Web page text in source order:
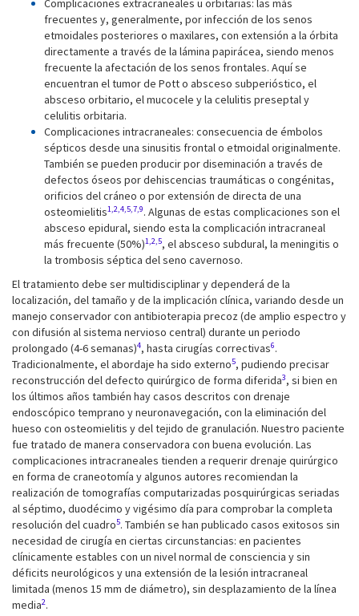
Complicaciones extracraneales u orbitarias: las más
frecuentes y, generalmente, por infección de los senos
etmoidales posteriores o maxilares, con extensión a la órbita
directamente a través de la lámina papirácea, siendo menos
frecuente la afectación de los senos frontales. Aquí se
encuentran el tumor de Pott o absceso subperióstico, el
absceso orbitario, el mucocele y la celulitis preseptal y
celulitis orbitaria.
Complicaciones intracraneales: consecuencia de émbolos
sépticos desde una sinusitis frontal o etmoidal originalmente.
También se pueden producir por diseminación a través de
defectos óseos por dehiscencias traumáticas o congénitas,
orificios del cráneo o por extensión de directa de una
osteomielitis1,2,4,5,7,9. Algunas de estas complicaciones son el
absceso epidural, siendo esta la complicación intracraneal
más frecuente (50%)1,2,5, el absceso subdural, la meningitis o
la trombosis séptica del seno cavernoso.
El tratamiento debe ser multidisciplinar y dependerá de la
localización, del tamaño y de la implicación clínica, variando desde un
manejo conservador con antibioterapia precoz (de amplio espectro y
con difusión al sistema nervioso central) durante un periodo
prolongado (4-6 semanas)4, hasta cirugías correctivas6.
Tradicionalmente, el abordaje ha sido externo5, pudiendo precisar
reconstrucción del defecto quirúrgico de forma diferida3, si bien en
los últimos años también hay casos descritos con drenaje
endoscópico temprano y neuronavegación, con la eliminación del
hueso con osteomielitis y del tejido de granulación. Nuestro paciente
fue tratado de manera conservadora con buena evolución. Las
complicaciones intracraneales tienden a requerir drenaje quirúrgico
en forma de craneotomía y algunos autores recomiendan la
realización de tomografías computarizadas posquirúrgicas seriadas
al séptimo, duodécimo y vigésimo día para comprobar la completa
resolución del cuadro5. También se han publicado casos exitosos sin
necesidad de cirugía en ciertas circunstancias: en pacientes
clínicamente estables con un nivel normal de consciencia y sin
déficits neurológicos y una extensión de la lesión intracraneal
limitada (menos 15 mm de diámetro), sin desplazamiento de la línea
media2.